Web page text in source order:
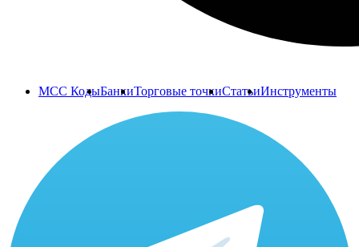
MCC КодыБанкиТорговые точкиСтатьиИнструменты